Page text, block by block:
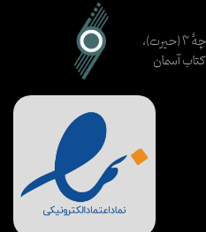
اصفهان، خیابان ظهیرالاسلام، کوچهٔ ۳ (حیرت)،